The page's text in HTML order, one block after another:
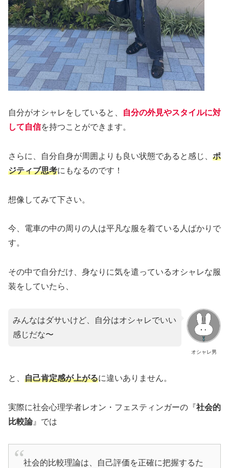
自分がオシャレをしていると、
自分の外見やスタイルに対
して自信を持つことができます。
さらに、自分自身が周囲よりも良い状態であると感じ、 ポ
ジティブ思考にもなるのです！
想像してみて下さい。
今、電車の中の周りの人は平凡な服を着ている人ばかりで
す。
その中で自分だけ、身なりに気を遣っているオシャレな服
装をしていたら、
オシャレ男
みんなはダサいけど、自分はオシャレでいい
感じだな〜
と、 自己肯定感が上がるに違いありません。
実際に社会心理学者レオン・フェスティンガーの『社会的
比較論』では
社会的比較理論は、自己評価を正確に把握するた